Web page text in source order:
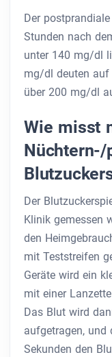
Der
Stunden nach
unter 140 mg/dl
mg/dl deuten auf
über 200 mg/dl
Wie misst
Nüchtern-/
Der
Klinik gemessen
den
mit Teststreifen
Geräte wird ein
mit einer
Das Blut wird
aufgetragen, und
Sekunden den